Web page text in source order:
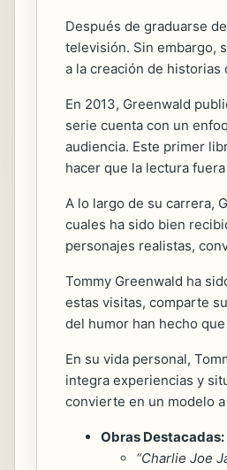
Después de graduarse
televisión. Sin embargo,
a la creación de historias
En 2013, Greenwald
serie cuenta con un
audiencia. Este primer
hacer que la lectura
A lo largo de su carrera,
cuales ha sido bien
personajes realistas,
Tommy Greenwald ha
estas visitas, comparte
del humor han hecho
En su vida personal,
integra experiencias y
convierte en un modelo
Obras Destacadas:
“Charlie Joe